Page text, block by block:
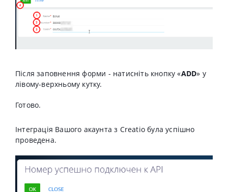
Після заповнення форми - натисніть кнопку «ADD» у
лівому-верхньому кутку.
Готово.
Інтеграція Вашого акаунта з Creatio була успішно
проведена.